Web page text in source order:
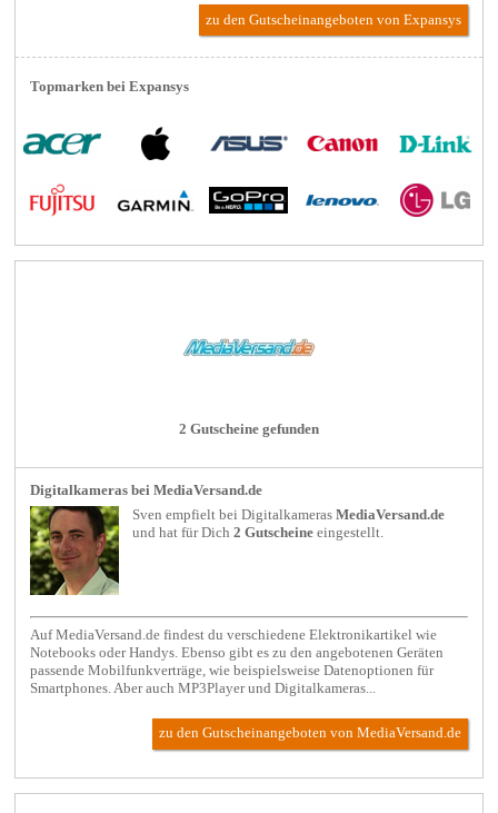
zu den Gutscheinangeboten von Expansys
Topmarken bei Expansys
2 Gutscheine gefunden
Digitalkameras bei MediaVersand.de
Sven empfielt beiDigitalkameras MediaVersand.de
und hat für Dich2 Gutscheine eingestellt.
Auf MediaVersand.de findest du verschiedene Elektronikartikel wie
Notebooks oder Handys. Ebenso gibt es zu den angebotenen Geräten
passende Mobilfunkverträge, wie beispielsweise Datenoptionen für
Smartphones. Aber auch MP3Player und Digitalkameras...
zu den Gutscheinangeboten von MediaVersand.de